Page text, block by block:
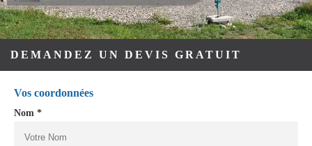
DEMANDEZ UN DEVIS GRATUIT
Vos coordonnées
Nom *